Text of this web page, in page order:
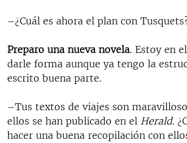
–¿Cuál es ahora el plan con
Preparo una nueva novela. Estoy en
darle forma aunque ya tengo la
escrito buena parte.
–Tus textos de viajes son
ellos se han publicado en el Herald.
hacer una buena recopilación con